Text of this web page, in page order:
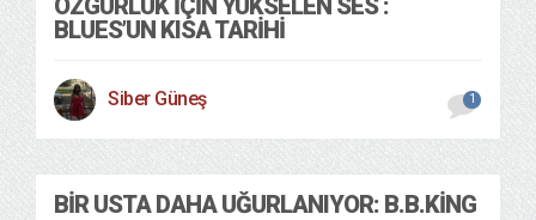
ÖZGÜRLÜK İÇIN YÜKSELEN SES :
BLUES’UN KISA TARIHI
Siber Güneş 1
BIR USTA DAHA UĞURLANIYOR: B.B.KING